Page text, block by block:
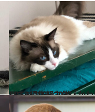
2022.12.28
CREA編集部主催「かわいいニャンGP 2023」
ライフスタイル